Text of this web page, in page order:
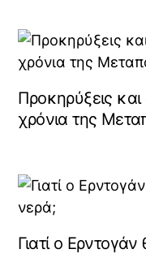
Προκηρύξεις
χρόνια της
Γιατί ο